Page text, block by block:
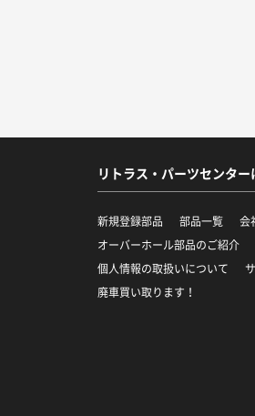
リトラス・パーツセンター
新規登録部品 部品一覧
会
オーバーホール部品のご紹介
個人情報の取扱いについて
廃車買い取ります！